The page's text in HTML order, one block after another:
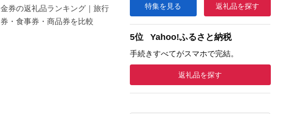
金券の返礼品ランキング｜旅行
券・食事券・商品券を比較
特集を見る 返礼品を探す
5位 Yahoo!ふるさと納税
手続きすべてがスマホで完結。
返礼品を探す